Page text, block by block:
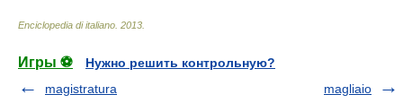
Enciclopedia di italiano 2013
Игры ⚽
Нужно решить контрольную?
magistratura
magliaio